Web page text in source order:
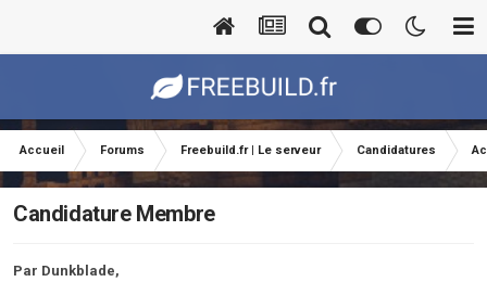
Accueil Forums Freebuild.fr | Le serveur Candidatures
Candidature Membre
Par Dunkblade,